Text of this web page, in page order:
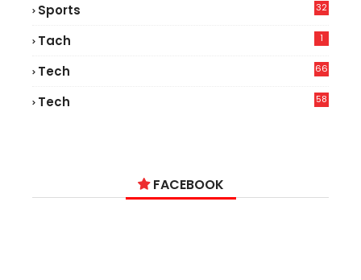
Sports 32
Tach 1
Tech
66
Tech
58
FACEBOOK